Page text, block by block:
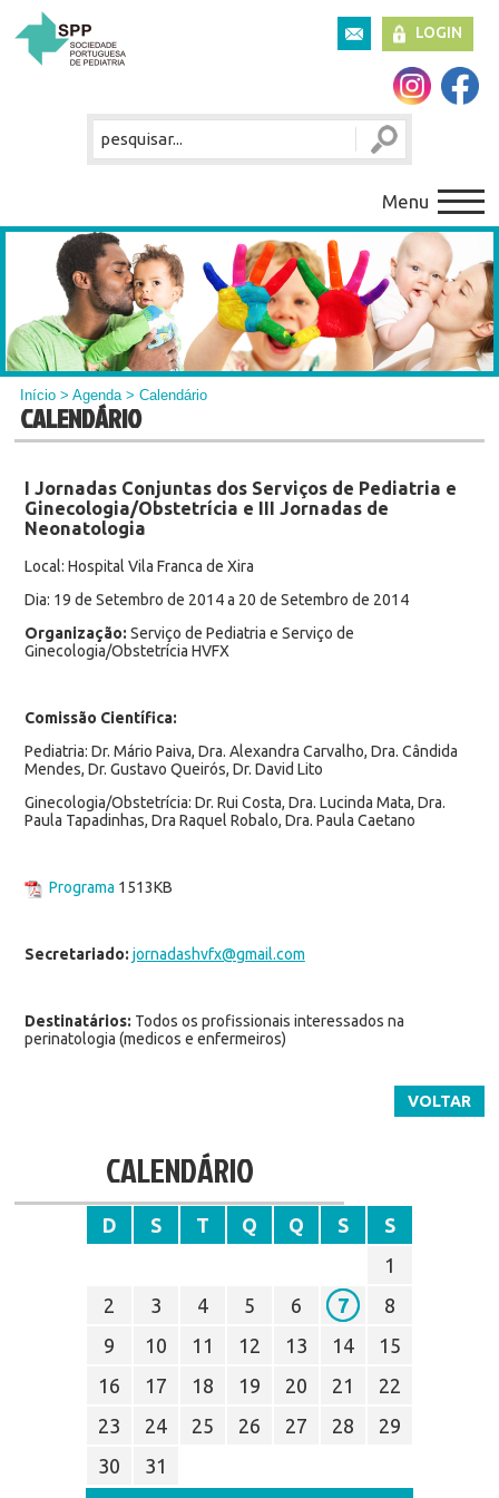
LOGIN
Menu
Início >Agenda> Calendário
CALENDÁRIO
I Jornadas Conjuntas dos Serviços de Pediatria e
Ginecologia/Obstetrícia e III Jornadas de
Neonatologia
Local: Hospital Vila Franca de Xira
Dia: 19 de Setembro de 2014 a 20 de Setembro de 2014
Organização: Serviço de Pediatria e Serviço de
Ginecologia/Obstetrícia HVFX
Comissão Científica:
Pediatria: Dr. Mário Paiva, Dra. Alexandra Carvalho, Dra. Cândida
Mendes, Dr. Gustavo Queirós, Dr. David Lito
Ginecologia/Obstetrícia: Dr. Rui Costa, Dra. Lucinda Mata, Dra.
Paula Tapadinhas, Dra Raquel Robalo, Dra. Paula Caetano
Programa 1513KB
Secretariado: jornadashvfx@gmail.com
Destinatários: Todos os profissionais interessados na
perinatologia (medicos e enfermeiros)
VOLTAR
CALENDÁRIO
D S T Q Q S
S
1
2
3 4 5 6 7
8
9
10 11 12 13 14
15
16
17 18 19 20 21
22
23
24 25 26 27 28
29
30
31